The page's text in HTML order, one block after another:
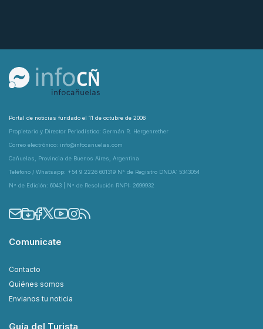
Portal de noticias fundado el 11 de octubre de 2006
Propietario y Director Periodístico: Germán R. Hergenrether
Correo electrónico: info@infocanuelas.com
Cañuelas, Provincia de Buenos Aires, Argentina
Teléfono / Whatsapp: +54 9 2226 601319 N° de Registro DNDA: 5343054
N° de Edición: 6043 | N° de Resolución RNPI: 2699932
Comunicate
Contacto
Quiénes somos
Envianos tu noticia
Guía del Turista